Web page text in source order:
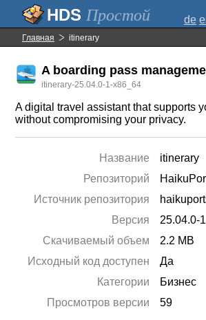
Простой de
Главная itinerary
A boarding pass
itinerary-25.04.0-1-x86_64
A digital travel assistant that supports
without compromising your privacy.
Название
itinerary
Репозиторий
Источник репозитория
Версия
25.04.0-1
Скачиваемый объем
2.2 MB
Исходный код доступен
Да
Категории
Бизнес
Просмотров версии
59